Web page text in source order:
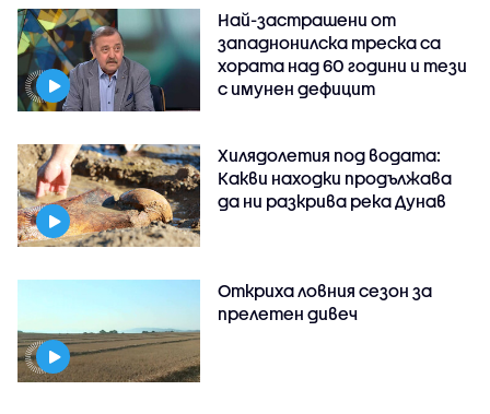
Най-застрашени от
западнонилска треска са
хората над 60 години и тези
с имунен дефицит
Хилядолетия под водата:
Какви находки продължава
да ни разкрива река Дунав
Откриха ловния сезон за
прелетен дивеч